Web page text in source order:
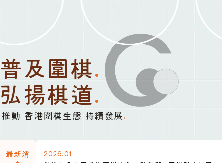
普及圍棋.
弘揚棋道.
推動 香港圍棋生態 持續發展 .
最新消
2026.01